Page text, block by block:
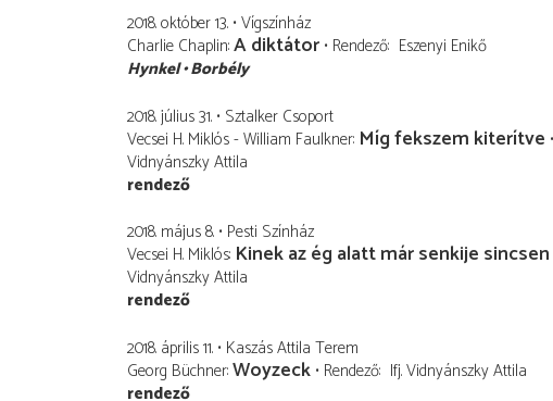
2018. október 13. Vígszínház
Charlie Chaplin A diktátor Rendező Eszenyi Enikő
Hynkel Borbély
2018. július 31. Sztalker Csoport
Vecsei H. Miklós - William Faulkner Míg fekszem kiterítve
Vidnyánszky Attila
rendező
2018. május 8. Pesti Színház
Vecsei H. Miklós Kinek az ég alatt már senkije sincsen
Vidnyánszky Attila
rendező
2018. április 11. Kaszás Attila Terem
Georg Büchner Woyzeck Rendező Ifj. Vidnyánszky Attila
rendező